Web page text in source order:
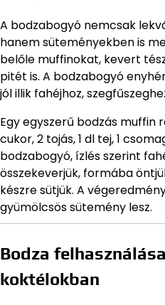
A bodzabogyó nemcsak
hanem süteményekben is
belőle muffinokat, kevert
pitét is. A bodzabogyó
jól illik fahéjhoz,
Egy egyszerű bodzás muffin
cukor, 2 tojás, 1 dl tej, 1
bodzabogyó, ízlés szerint
összekeverjük, formába
készre sütjük. A
gyümölcsös sütemény lesz.
Bodza
koktélokban